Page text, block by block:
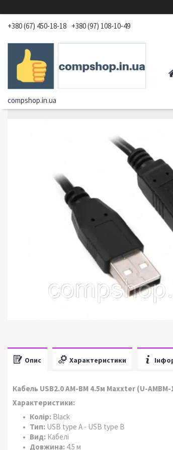
+380 (67) 450-18-18 +380 (97) 108-10-49
compshop.in.ua
Опис Характеристики
Кабель USB2.0 AM-BM 4.5м Maxxter (U-AMBM-
Характеристики:
Колір: Black
Тип: USB type A - USB type B
Вид: Кабелі
Довжина: 4.5 м